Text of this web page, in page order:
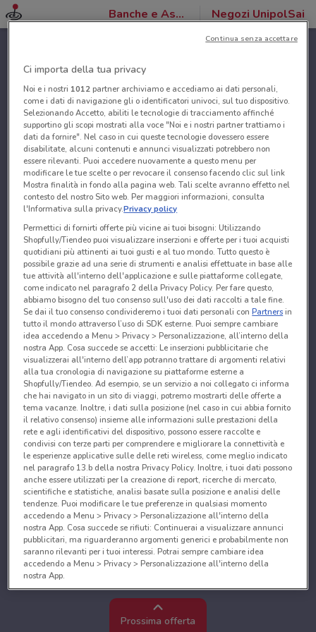
Banche e Assicurazioni Negozi UnipolSai
Prossima offerta
Ci importa della tua privacy
Noi e i nostri 1012partner archiviamo e accediamo ai dati personali,
come i dati di navigazione gli o identificatori univoci, sul tuo dispositivo.
Selezionando Accetto, abiliti le tecnologie di tracciamento affinché
supportino gli scopi mostrati alla voce "Noi e i nostri partner trattiamo i
dati da fornire". Nel caso in cui queste tecnologie dovessero essere
disabilitate, alcuni contenuti e annunci visualizzati potrebbero non
essere rilevanti. Puoi accedere nuovamente a questo menu per
modificare le tue scelte o per revocare il consenso facendo clic sul link
Mostra finalità in fondo alla pagina web. Tali scelte avranno effetto nel
contesto del nostro Sito web. Per maggiori informazioni, consulta
l'Informativa sulla privacy.Privacy policy
Permettici di fornirti offerte più vicine ai tuoi bisogni: Utilizzando
Shopfully/Tiendeo puoi visualizzare inserzioni e offerte per i tuoi acquisti
quotidiani più attinenti ai tuoi gusti e al tuo mondo. Tutto questo è
possibile grazie ad una serie di strumenti e analisi effettuate in base alle
tue attività all'interno dell'applicazione e sulle piattaforme collegate,
come indicato nel paragrafo 2 della Privacy Policy. Per fare questo,
abbiamo bisogno del tuo consenso sull'uso dei dati raccolti a tale fine.
Se dai il tuo consenso condivideremo i tuoi dati personali conPartnersin
tutto il mondo attraverso l’uso di SDK esterne. Puoi sempre cambiare
idea accedendo a Menu > Privacy > Personalizzazione, all’interno della
nostra App. Cosa succede se accetti: Le inserzioni pubblicitarie che
visualizzerai all'interno dell’app potranno trattare di argomenti relativi
alla tua cronologia di navigazione su piattaforme esterne a
Shopfully/Tiendeo. Ad esempio, se un servizio a noi collegato ci informa
che hai navigato in un sito di viaggi, potremo mostrarti delle offerte a
tema vacanze. Inoltre, i dati sulla posizione (nel caso in cui abbia fornito
il relativo consenso) insieme alle informazioni sulle prestazioni della
rete e agli identificativi del dispositivo, possono essere raccolte e
condivisi con terze parti per comprendere e migliorare la connettività e
le esperienze applicative sulle delle reti wireless, come meglio indicato
nel paragrafo 13.b della nostra Privacy Policy. Inoltre, i tuoi dati possono
anche essere utilizzati per la creazione di report, ricerche di mercato,
scientifiche e statistiche, analisi basate sulla posizione e analisi delle
tendenze. Puoi modificare le tue preferenze in qualsiasi momento
accedendo a Menu > Privacy > Personalizzazione all'interno della
nostra App. Cosa succede se rifiuti: Continuerai a visualizzare annunci
pubblicitari, ma riguarderanno argomenti generici e probabilmente non
saranno rilevanti per i tuoi interessi. Potrai sempre cambiare idea
accedendo a Menu > Privacy > Personalizzazione all'interno della
nostra App.
Noi e i nostri partner trattiamo i dati per fornire:
Utilizzare dati di geolocalizzazione precisi. Scansione attiva delle
caratteristiche del dispositivo ai fini dell’identificazione. Archiviare
Continua senza accettare